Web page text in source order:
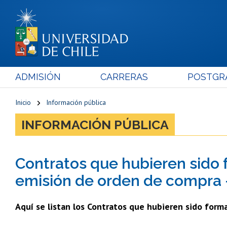
ADMISIÓN CARRERAS
Inicio Información pública
INFORMACIÓN PÚBLICA
Contratos que hubieren
emisión de orden de compra
Aquí se listan los Contratos que hubieren sido